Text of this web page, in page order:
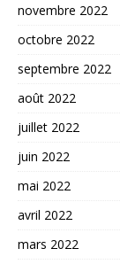
novembre 2022
octobre 2022
septembre 2022
août 2022
juillet 2022
juin 2022
mai 2022
avril 2022
mars 2022